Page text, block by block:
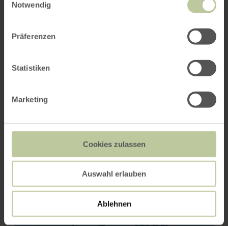
Notwendig
Präferenzen
Statistiken
Marketing
Cookies zulassen
Auswahl erlauben
Ablehnen
interessieren